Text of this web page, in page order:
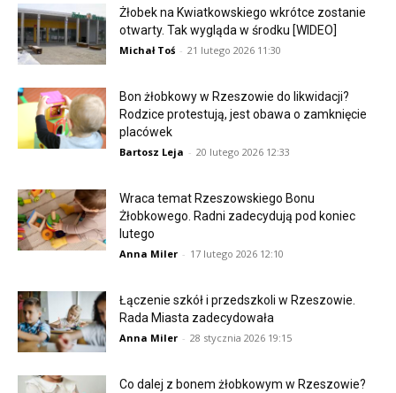
Żłobek na Kwiatkowskiego wkrótce zostanie
otwarty. Tak wygląda w środku [WIDEO]
Michał Toś - 21 lutego 2026 11:30
Bon żłobkowy w Rzeszowie do likwidacji?
Rodzice protestują, jest obawa o zamknięcie
placówek
Bartosz Leja - 20 lutego 2026 12:33
Wraca temat Rzeszowskiego Bonu
Żłobkowego. Radni zadecydują pod koniec
lutego
Anna Miler - 17 lutego 2026 12:10
Łączenie szkół i przedszkoli w Rzeszowie.
Rada Miasta zadecydowała
Anna Miler - 28 stycznia 2026 19:15
Co dalej z bonem żłobkowym w Rzeszowie?